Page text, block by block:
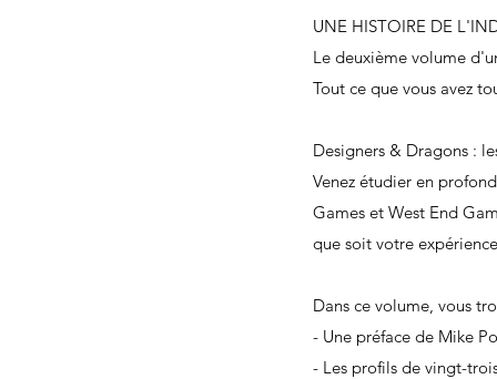
UNE HISTOIRE DE
Le deuxième volume
Tout ce que vous avez
Designers & Dragons :
Venez étudier en
Games et West End
que soit votre
Dans ce volume, vous
- Une préface de Mike
- Les profils de vingt-